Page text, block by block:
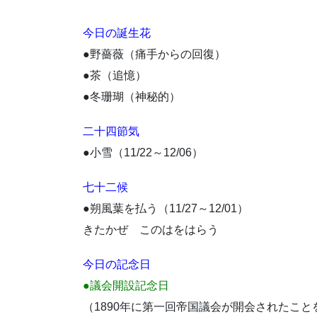
今日の誕生花
●野薔薇（痛手からの回復）
●茶（追憶）
●冬珊瑚（神秘的）
二十四節気
●小雪（11/22～12/06）
七十二候
●朔風葉を払う（11/27～12/01）
きたかぜ このはをはらう
今日の記念日
●議会開設記念日
（1890年に第一回帝国議会が開会されたこと